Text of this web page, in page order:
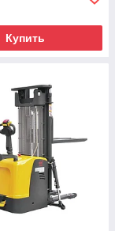
Купить